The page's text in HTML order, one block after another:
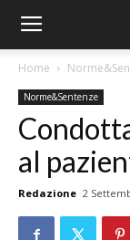
Home
Norme&Sentenze
al
Redazione 2